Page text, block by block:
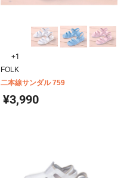
+1
FOLK
二本線サンダル 759
¥3,990